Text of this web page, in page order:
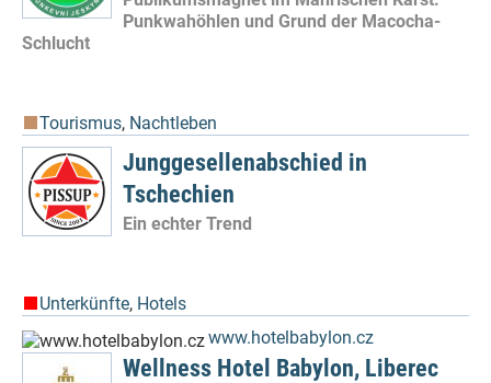
Punkwahöhlen und Grund der Macocha-
Schlucht
Tourismus, Nachtleben
Junggesellenabschied in
Tschechien
Ein echter Trend
Unterkünfte, Hotels
www.hotelbabylon.cz
Wellness Hotel Babylon, Liberec